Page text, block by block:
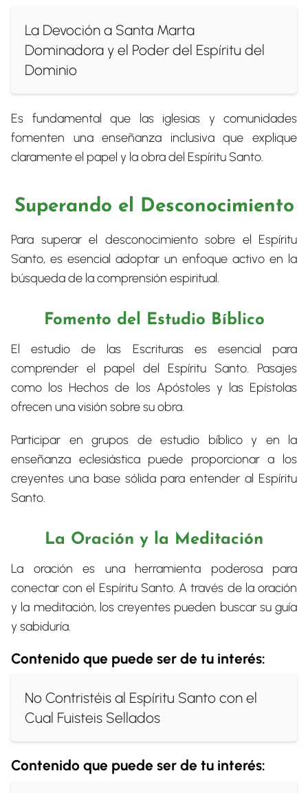
La Devoción a Santa Marta
Dominadora y el Poder del Espíritu del
Dominio
Es fundamental que las iglesias y comunidades
fomenten una enseñanza inclusiva que explique
claramente el papel y la obra del Espíritu Santo.
Superando el Desconocimiento
Para superar el desconocimiento sobre el Espíritu
Santo, es esencial adoptar un enfoque activo en la
búsqueda de la comprensión espiritual.
Fomento del Estudio Bíblico
El estudio de las Escrituras es esencial para
comprender el papel del Espíritu Santo. Pasajes
como los Hechos de los Apóstoles y las Epístolas
ofrecen una visión sobre su obra.
Participar en grupos de estudio bíblico y en la
enseñanza eclesiástica puede proporcionar a los
creyentes una base sólida para entender al Espíritu
Santo.
La Oración y la Meditación
La oración es una herramienta poderosa para
conectar con el Espíritu Santo. A través de la oración
y la meditación, los creyentes pueden buscar su guía
y sabiduría.
Contenido que puede ser de tu interés:
No Contristéis al Espíritu Santo con el
Cual Fuisteis Sellados
Contenido que puede ser de tu interés: